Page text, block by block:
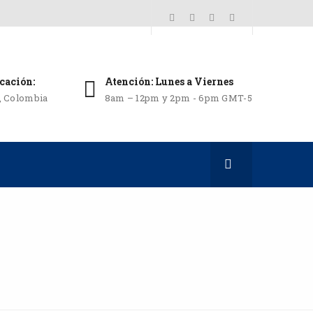
Colombia
Atención: Lunes a Viernes
8am – 12pm y 2pm - 6pm GMT-5